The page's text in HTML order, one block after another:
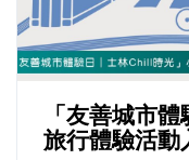
「友善城市
旅行體驗活動